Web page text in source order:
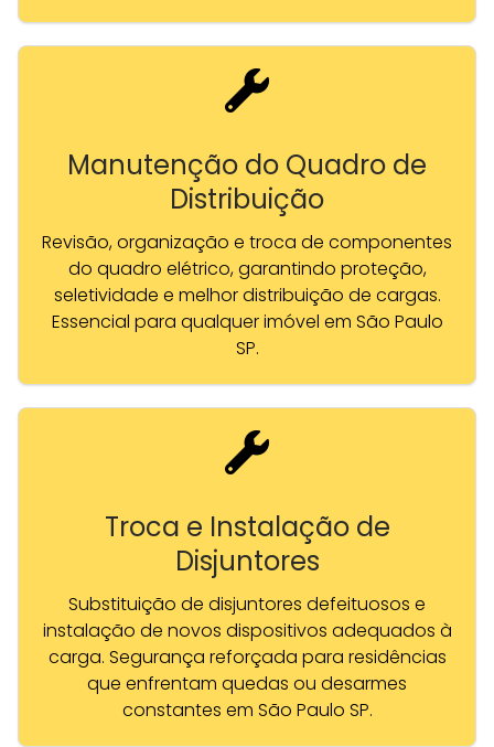
Manutenção do Quadro de
Distribuição
Revisão, organização e troca de componentes
do quadro elétrico, garantindo proteção,
seletividade e melhor distribuição de cargas.
Essencial para qualquer imóvel em São Paulo
SP.
Troca e Instalação de
Disjuntores
Substituição de disjuntores defeituosos e
instalação de novos dispositivos adequados à
carga. Segurança reforçada para residências
que enfrentam quedas ou desarmes
constantes em São Paulo SP.